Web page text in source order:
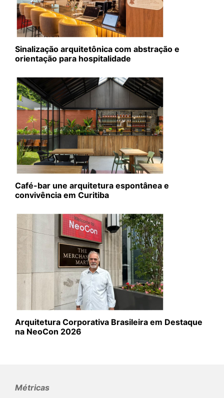
Sinalização arquitetônica com abstração e
orientação para hospitalidade
Café-bar une arquitetura espontânea e
convivência em Curitiba
Arquitetura Corporativa Brasileira em Destaque
na NeoCon 2026
Métricas